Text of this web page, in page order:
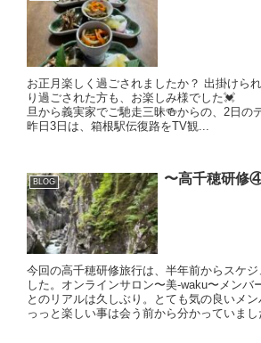
お正月楽しく過ごされましたか？ 出掛けら
り過ごされた方も、お楽しみ様でした
旦から義実家でご馳走三昧🍻からの、2日の
昨日3日は、箱根駅伝復路をTV観...
BLOG 〜高千穂研修
今回の高千穂研修旅行は、半年前からスケジ
した。オンラインサロン〜美-waku〜メンバ
とのリアルは久しぶり。とても気の良いメ
っっと楽しい事は会う前から分かっていまし